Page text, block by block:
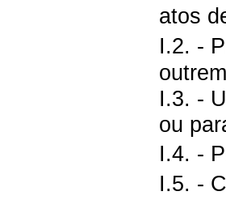
atos
I.2. -
I.3. -
ou
I.4. -
I.5. -